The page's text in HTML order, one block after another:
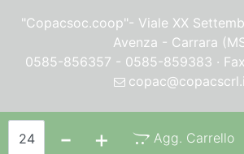
Agg. Carrello
"Copacsoc.coop"- Viale XX
Avenza - Carrara
0585-856357 - 0585-859383 ·